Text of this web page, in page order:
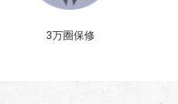
3万圈保修